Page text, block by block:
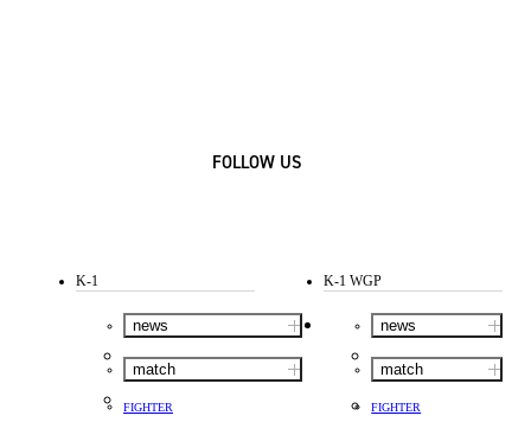
FOLLOW US
K-1
news
match
FIGHTER
K-1 WGP
news
match
FIGHTER